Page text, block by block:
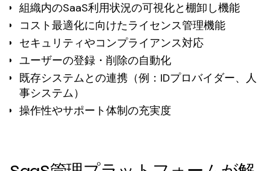
組織内のSaaS利用状況の可視化と棚卸し機能
コスト最適化に向けたライセンス管理機能
セキュリティやコンプライアンス対応
ユーザーの登録・削除の自動化
既存システムとの連携（例：IDプロバイダー、人
事システム）
操作性やサポート体制の充実度